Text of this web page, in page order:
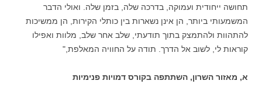
תחושה ייחודית ועמוקה, בדרכה שלה, בזמן שלה. ואולי הדבר
המשמעותי ביותר, הן אינן נשארות בין כותלי הקירות, הן ממשיכות
להתהוות ולהתמצק בתוך תודעתי, שלב אחר שלב, מלוות ואפילו
קוראות לי, לשוב אל הדרך. תודה על החוויה המאלפת,"
א, מאזור השרון, השתתפה בקורס דמויות פנימיות